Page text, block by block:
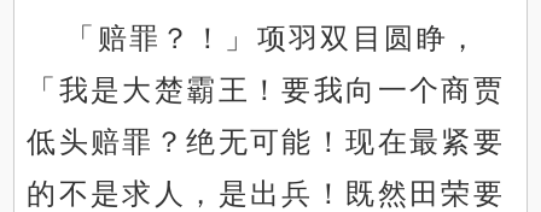
「赔罪？！」项羽双目圆睁，
「我是大楚霸王！要我向一个商贾
低头赔罪？绝无可能！现在最紧要
的不是求人，是出兵！既然田荣要